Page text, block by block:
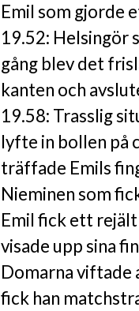
Emil som gjorde
19.52: Helsingör
gång blev det
kanten och
19.58: Trasslig
lyfte in bollen på
träffade Emils
Nieminen som
Emil fick ett
visade upp sina
Domarna viftade
fick han